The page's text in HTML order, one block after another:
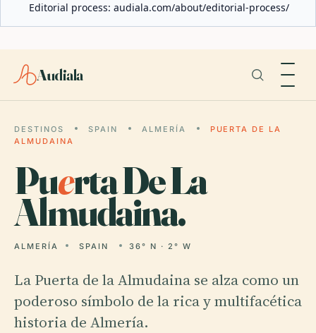
Editorial process: audiala.com/about/editorial-process/
Audiala
DESTINOS SPAIN ALMERÍA
PUERTA DE LA
ALMUDAINA
Puerta De La
Almudaina.
ALMERÍA SPAIN 36° N · 2° W
La Puerta de la Almudaina se alza como un
poderoso símbolo de la rica y multifacética
historia de Almería.